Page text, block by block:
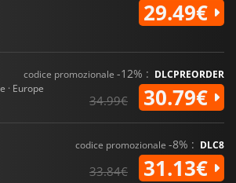
29.49€
· Europe
codice promozionale -12% : DLCPREORDER
34.99€ 30.79€
codice promozionale -8% : DLC8
33.84€ 31.13€